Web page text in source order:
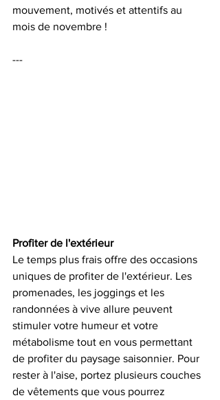
mouvement, motivés et attentifs au
mois de novembre !
---
Profiter de l'extérieur
Le temps plus frais offre des occasions
uniques de profiter de l'extérieur. Les
promenades, les joggings et les
randonnées à vive allure peuvent
stimuler votre humeur et votre
métabolisme tout en vous permettant
de profiter du paysage saisonnier. Pour
rester à l'aise, portez plusieurs couches
de vêtements que vous pourrez